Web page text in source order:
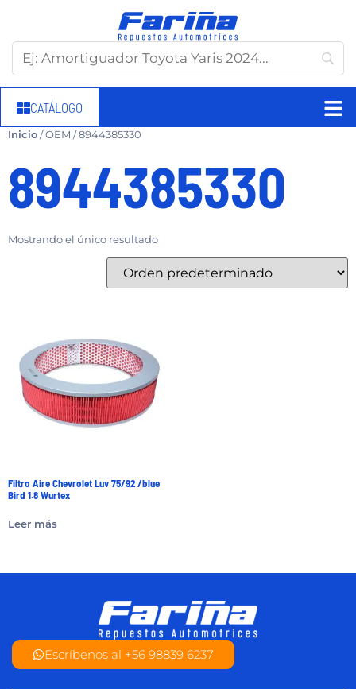
CATÁLOGO
Inicio/ OEM / 8944385330
8944385330
Mostrando el único resultado
Filtro Aire Chevrolet Luv 75/92 /blue
Bird 1.8 Wurtex
Leer más
Escríbenos al +56 98839 6237